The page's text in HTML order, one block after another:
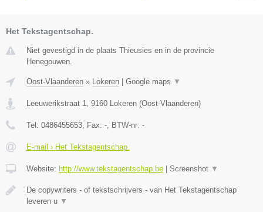
Het Tekstagentschap.
Niet gevestigd in de plaats Thieusies en in de provincie
Henegouwen.
Oost-Vlaanderen » Lokeren Google maps ▼
Leeuwerikstraat 1 9160 Lokeren (Oost-Vlaanderen)
Tel: 0486455653 , Fax: - , BTW-nr: -
E-mail › Het Tekstagentschap.
Website: http://www.tekstagentschap.be Screenshot ▼
De copywriters - of tekstschrijvers - van Het Tekstagentschap
leveren u ▼